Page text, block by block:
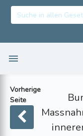
Vorherige
Seite